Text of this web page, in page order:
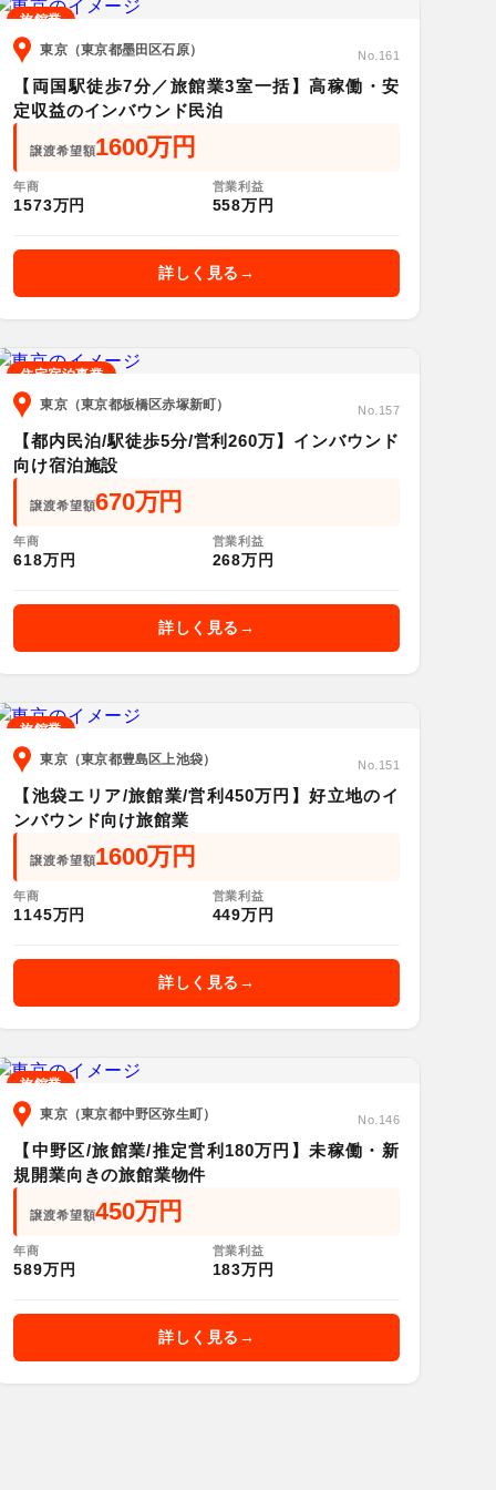
旅館業
東京（東京都墨田区石原）
No.161
【両国駅徒歩7分／旅館業3室一括】高稼働・安
定収益のインバウンド民泊
譲渡希望額1600万円
年商
1573万円
営業利益
558万円
詳しく見る
住宅宿泊事業
東京（東京都板橋区赤塚新町）
No.157
【都内民泊/駅徒歩5分/営利260万】インバウンド
向け宿泊施設
譲渡希望額670万円
年商
618万円
営業利益
268万円
詳しく見る
旅館業
東京（東京都豊島区上池袋）
No.151
【池袋エリア/旅館業/営利450万円】好立地のイ
ンバウンド向け旅館業
譲渡希望額1600万円
年商
1145万円
営業利益
449万円
詳しく見る
旅館業
東京（東京都中野区弥生町）
No.146
【中野区/旅館業/推定営利180万円】未稼働・新
規開業向きの旅館業物件
譲渡希望額450万円
年商
589万円
営業利益
183万円
詳しく見る